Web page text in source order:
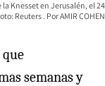
Knesset en Jerusalén, el 24
Reuters
AMIR COHEN
que
semanas y